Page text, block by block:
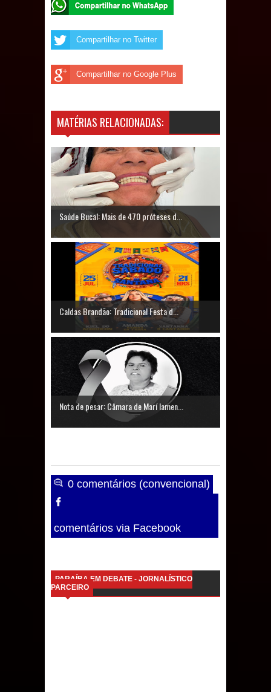
Compartilhar no Twitter
Compartilhar no Google Plus
MATÉRIAS RELACIONADAS:
Saúde Bucal: Mais de 470 próteses d...
Caldas Brandão: Tradicional Festa d...
Nota de pesar: Câmara de Marí lamen...
0 comentários (convencional)
comentários via Facebook
PARAÍBA EM DEBATE - JORNALÍSTICO
PARCEIRO